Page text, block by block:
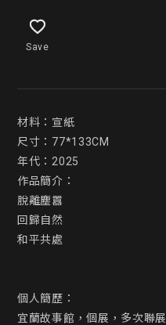
Save
材料：宣紙
尺寸：77*133CM
年代：2025
作品簡介：
脫離塵囂
回歸自然
和平共處
個人簡歷：
宜蘭故事館，個展，多次聯展